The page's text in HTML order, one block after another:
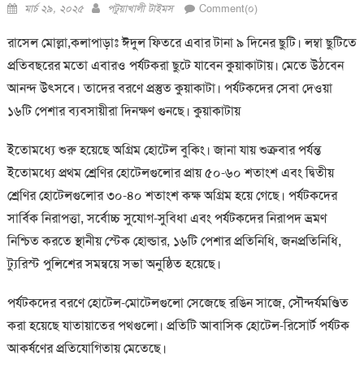
Posted
মার্চ ২৯, ২০২৫ Author
পটুয়াখালী টাইমস Comment(০)
রাসেল মোল্লা,কলাপাড়াঃ ঈদুল ফিতরে এবার টানা ৯ দিনের ছুটি। লম্বা ছুটিতে
প্রতিবছরের মতো এবারও পর্যটকরা ছুটে যাবেন কুয়াকাটায়। মেতে উঠবেন
আনন্দ উৎসবে। তাদের বরণে প্রস্তুত কুয়াকাটা। পর্যটকদের সেবা দেওয়া
১৬টি পেশার ব্যবসায়ীরা দিনক্ষণ গুনছে। কুয়াকাটায়
ইতোমধ্যে শুরু হয়েছে অগ্রিম হোটেল বুকিং। জানা যায় শুক্রবার পর্যন্ত
ইতোমধ্যে প্রথম শ্রেণির হোটেলগুলোর প্রায় ৫০-৬০ শতাংশ এবং দ্বিতীয়
শ্রেণির হোটেলগুলোর ৩০-৪০ শতাংশ কক্ষ অগ্রিম হয়ে গেছে। পর্যটকদের
সার্বিক নিরাপত্তা, সর্বোচ্চ সুযোগ-সুবিধা এবং পর্যটকদের নিরাপদ ভ্রমণ
নিশ্চিত করতে স্থানীয় স্টেক হোল্ডার, ১৬টি পেশার প্রতিনিধি, জনপ্রতিনিধি,
ট্যুরিস্ট পুলিশের সমন্বয়ে সভা অনুষ্ঠিত হয়েছে।
পর্যটকদের বরণে হোটেল-মোটেলগুলো সেজেছে রঙিন সাজে, সৌন্দর্যমণ্ডিত
করা হয়েছে যাতায়াতের পথগুলো। প্রতিটি আবাসিক হোটেল-রিসোর্ট পর্যটক
আকর্ষণের প্রতিযোগিতায় মেতেছে।